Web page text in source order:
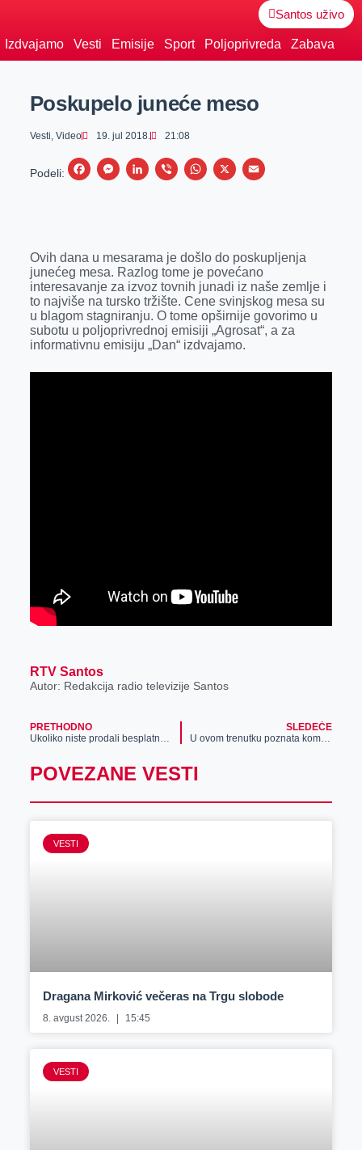
Santos uživo
Izdvajamo Vesti Emisije Sport Poljoprivreda Zabava
Poskupelo juneće meso
Vesti, Video 19. jul 2018. 21:08
Podeli:
F
b
o
o
k
M
e
n
g
e
r
L
e
d
I
n
V
r
W
s
A
p
p
X
E
l
Ovih dana u mesarama je došlo do poskupljenja
junećeg mesa. Razlog tome je povećano
interesavanje za izvoz tovnih junadi iz naše zemlje i
to najviše na tursko tržište. Cene svinjskog mesa su
u blagom stagniranju. O tome opširnije govorimo u
subotu u poljoprivrednoj emisiji „Agrosat“, a za
informativnu emisiju „Dan“ izdvajamo.
RTV Santos
Autor: Redakcija radio televizije Santos
PRETHODNO
Ukoliko niste prodali besplatne akcije, sad možete da dobijete značajan novac
SLEDEĆE
U ovom trenutku poznata kompanija iz Zrenjanina može da zaposli 100 učenika
POVEZANE VESTI
VESTI
Dragana Mirković večeras na Trgu slobode
8. avgust 2026. 15:45
VESTI